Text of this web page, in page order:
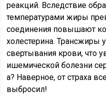
реакций. Вследствие
температурами жиры
соединения повышают
холестерина.
свертывания крови, что
ишемической болезни
а? Наверное, от страха
выбросил!